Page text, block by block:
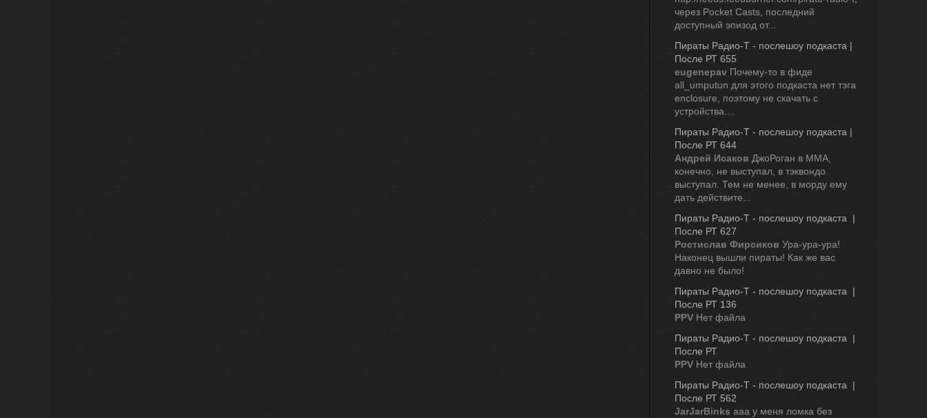
через Pocket Casts, последний
доступный эпизод от...
Пираты Радио-Т - послешоу подкаста |
После РТ 655
eugenepav Почему-то в фиде
all_umputun для этого подкаста нет тэга
enclosure, поэтому не скачать с
устройства....
Пираты Радио-Т - послешоу подкаста |
После РТ 644
Андрей Исаков ДжоРоган в ММА,
конечно, не выступал, в тэквондо
выступал. Тем не менее, в морду ему
дать действите...
Пираты Радио-Т - послешоу подкаста  |
После РТ 627
Ростислав Фирсиков Ура-ура-ура!
Наконец вышли пираты! Как же вас
давно не было!
Пираты Радио-Т - послешоу подкаста  |
После РТ 136
PPV Нет файла
Пираты Радио-Т - послешоу подкаста  |
После РТ
PPV Нет файла
Пираты Радио-Т - послешоу подкаста  |
После РТ 562
JarJarBinks ааа у меня ломка без